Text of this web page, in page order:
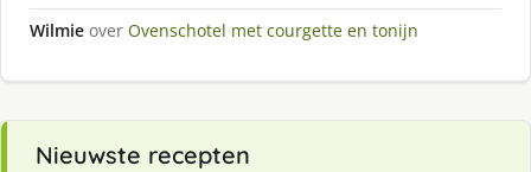
Wilmie over Ovenschotel met courgette en tonijn
Nieuwste recepten